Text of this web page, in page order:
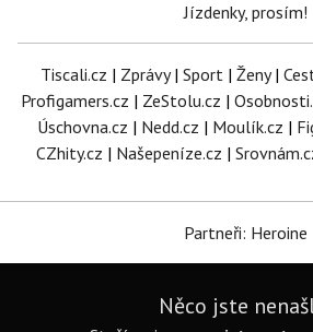
Jízdenky, prosím!
Tiscali.cz | Zprávy| Sport | Ženy|
Profigamers.cz | ZeStolu.cz |
Úschovna.cz | Nedd.cz | Moulík.cz |
CZhity.cz | Našepeníze.cz |
Partneři: Heroine
Něco jste